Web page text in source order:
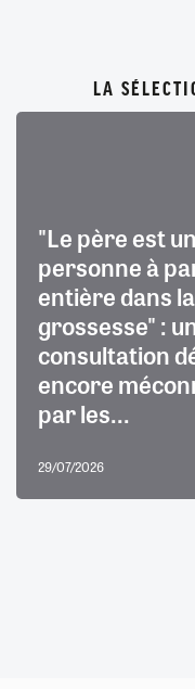
LA
"Le père est
personne à
entière dans la
grossesse" :
consultation
encore
par les...
29/07/2026